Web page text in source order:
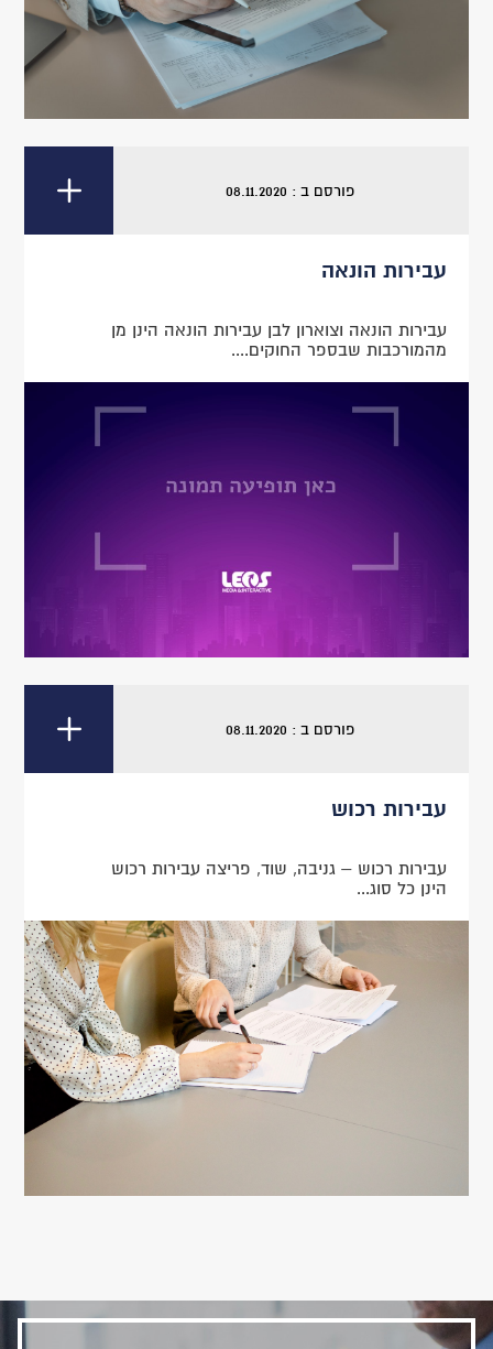
פורסם ב : 08.11.2020
עבירות הונאה
עבירות הונאה וצוארון לבן עבירות הונאה הינן מן
מהמורכבות שבספר החוקים....
פורסם ב : 08.11.2020
עבירות רכוש
עבירות רכוש – גניבה, שוד, פריצה עבירות רכוש
הינן כל סוג...